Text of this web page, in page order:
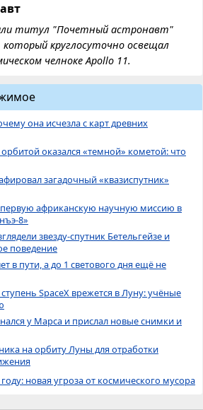
титул "Почетный астронавт"
круглосуточно освещал
челноке Apollo 11.
она исчезла с карт древних
оказался «темной» кометой: что
загадочный «квазиспутник»
первую африканскую научную миссию в
8»
звезду-спутник Бетельгейзе и
поведение
в пути, а до 1 светового дня ещё не
SpaceX врежется в Луну: учёные
у Марса и прислал новые снимки и
на орбиту Луны для отработки
новая угроза от космического мусора